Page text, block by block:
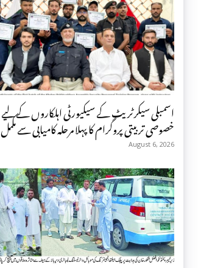
اسمبلی سیکرٹریٹ کے سیکیورٹی اہلکاروں کے لیے
خصوصی تربیتی پروگرام کا پہلا مرحلہ کامیابی سے مکمل
August 6, 2026